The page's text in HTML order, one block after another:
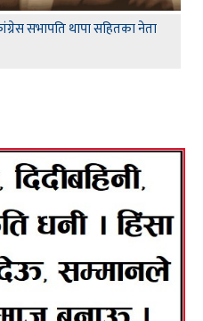
सभापति थापा सहितका नेता